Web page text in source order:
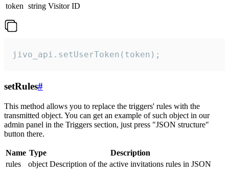
token string Visitor ID
jivo_api.setUserToken(token);
setRules#
This method allows you to replace the triggers' rules with the
transmitted object. You can get an example of such object in our
admin panel in the Triggers section, just press "JSON structure"
button there.
Name Type
Description
rules
object Description of the active invitations rules in JSON